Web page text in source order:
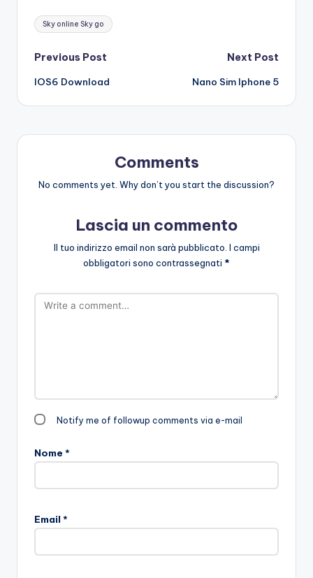
Tags:
Sky online Sky go
Post
navigation
Previous Post
IOS6 Download
Next Post
Nano Sim Iphone 5
Comments
No comments yet. Why don’t you start the discussion?
Lascia un commento
Il tuo indirizzo email non sarà pubblicato. I campi
obbligatori sono contrassegnati *
Notify me of followup comments via e-mail
Nome *
Email *